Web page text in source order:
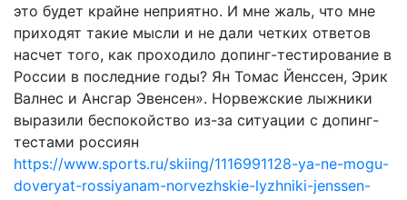
это будет крайне неприятно. И мне жаль, что мне
приходят такие мысли и не дали четких ответов
насчет того, как проходило допинг-тестирование в
России в последние годы? Ян Томас Йенссен, Эрик
Валнес и Ансгар Эвенсен». Норвежские лыжники
выразили беспокойство из-за ситуации с допинг-
тестами россиян
https://www.sports.ru/skiing/1116991128-ya-ne-mogu-
doveryat-rossiyanam-norvezhskie-lyzhniki-jenssen-